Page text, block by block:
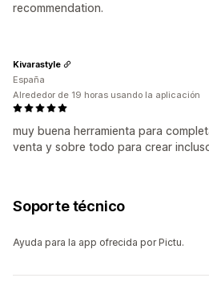
recommendation.
muy buena herramienta para
venta y sobre todo para crear
Kivarastyle
España
Alrededor de 19 horas usando la aplicación
Soporte técnico
Ayuda para la app ofrecida por Pictu.